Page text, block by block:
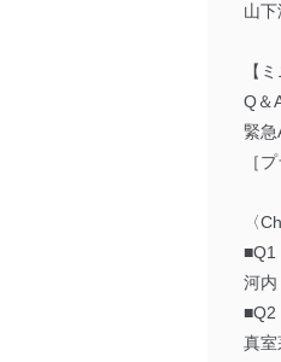
山
【
Q＆
緊
［
〈
■Q1
河
■Q2
真